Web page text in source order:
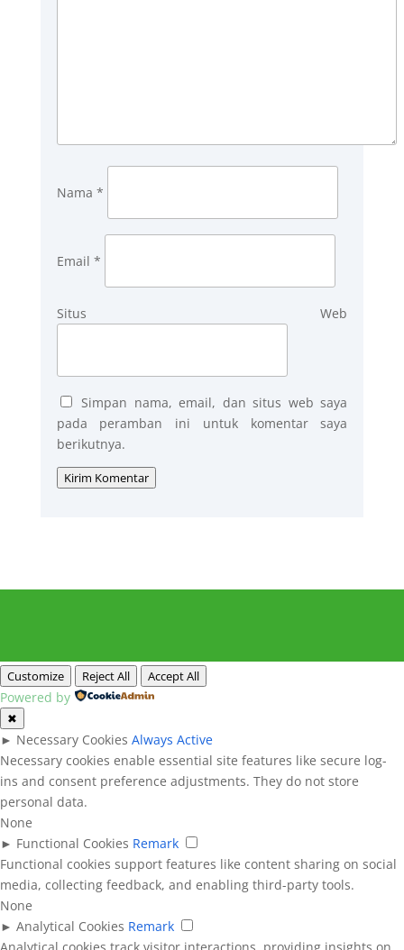
Nama *
Email *
Situs Web
Simpan nama, email, dan situs web saya
pada peramban ini untuk komentar saya
berikutnya.
Kirim Komentar
Customize Reject All Accept All
Powered by
✖
► Necessary Cookies Always Active
Necessary cookies enable essential site features like secure log-
ins and consent preference adjustments. They do not store
personal data.
None
► Functional Cookies Remark
Functional cookies support features like content sharing on social
media, collecting feedback, and enabling third-party tools.
None
► Analytical Cookies Remark